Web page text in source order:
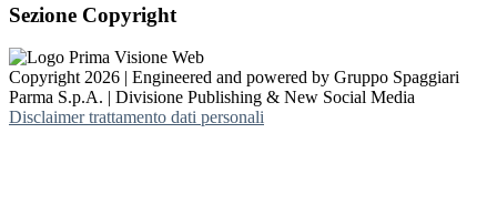
Sezione Copyright
Copyright 2026 | Engineered and powered by Gruppo Spaggiari
Parma S.p.A. | Divisione Publishing & New Social Media
Disclaimer trattamento dati personali